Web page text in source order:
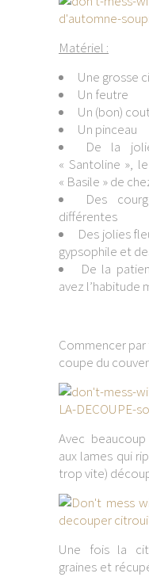
Matériel :
Une grosse
Un feutre
Un (bon)
Un pinceau
De la
« Santoline »,
« Basile » de
Des
différentes
Des jolies
gypsophile et
De la
avez l’habitude
Commencer
coupe du
Avec
aux lames qui
trop vite)
Une fois la
graines et